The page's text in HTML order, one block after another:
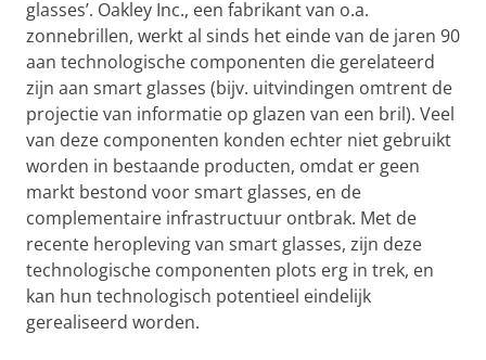
glasses’. Oakley Inc., een fabrikant van o.a.
zonnebrillen, werkt al sinds het einde van de jaren 90
aan technologische componenten die gerelateerd
zijn aan smart glasses (bijv. uitvindingen omtrent de
projectie van informatie op glazen van een bril). Veel
van deze componenten konden echter niet gebruikt
worden in bestaande producten, omdat er geen
markt bestond voor smart glasses, en de
complementaire infrastructuur ontbrak. Met de
recente heropleving van smart glasses, zijn deze
technologische componenten plots erg in trek, en
kan hun technologisch potentieel eindelijk
gerealiseerd worden.